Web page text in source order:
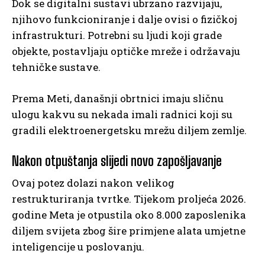
Dok se digitalni sustavi ubrzano razvijaju,
njihovo funkcioniranje i dalje ovisi o fizičkoj
infrastrukturi. Potrebni su ljudi koji grade
objekte, postavljaju optičke mreže i održavaju
tehničke sustave.
Prema Meti, današnji obrtnici imaju sličnu
ulogu kakvu su nekada imali radnici koji su
gradili elektroenergetsku mrežu diljem zemlje.
Nakon otpuštanja slijedi novo zapošljavanje
Ovaj potez dolazi nakon velikog
restrukturiranja tvrtke. Tijekom proljeća 2026.
godine Meta je otpustila oko 8.000 zaposlenika
diljem svijeta zbog šire primjene alata umjetne
inteligencije u poslovanju.